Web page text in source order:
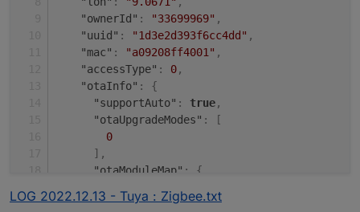
"ownerId" : "33699969" ,
"uuid" : "1d3e2d393f6cc4dd" ,
"mac" : "a09208ff4001" ,
"accessType" : 0,
"otaInfo" :
{
"supportAuto" : true,
"otaUpgradeModes" :
[
0
] ,
"otaModuleMap" :
{
"upgradeStatus":
LOG 2022.12.13 - Tuya : Zigbee.txt